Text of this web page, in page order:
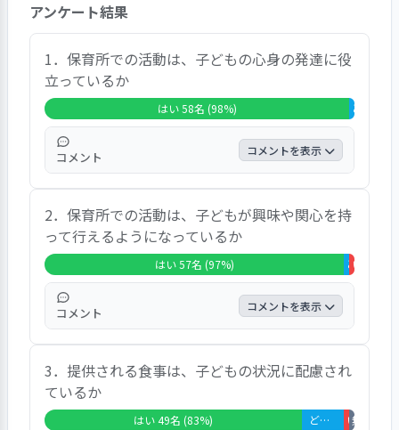
票の配布をお願いしました。回収につきまして
は、個人情報保護のため調査機関宛、無記名・郵
送で行いました。アンケート調査は、１７項目の
質問のうち１０項目への質問に対して７０％以上
方が、３項目について９０％以上の方が「はい」
と答えています。また、保護者からのご意見も多
く寄せられています。総合的な満足度という点に
ついては、８４．５％の保護者が満足と回答して
おります。開園して３年目を迎え、保護者との信
頼関係が構築しつつありますが、更なる継続した
対応も必要と思われます。
アンケート結果
1．保育所での活動は、子どもの心身の発達に役
立っているか
はい 58名 (98%) どちら
コメント コメントを表示
「家では出来ない、やらない事を保育園では
出来ているようで保育園のおかげで成長でき
ていると思います。子どもの発達に合わせて
遊びやルールを調整しながら日々の計画をし
てくれています。もう少しみんなで一つの事
をやれる時間を作って欲しいです。このまま
では小学校に入ったら困るのでは、と心配し
ています。」などのご意見があり、９８％の
保護者が「はい」、２％の保護者が「どちら
ともいえない」と回答しています。
2．保育所での活動は、子どもが興味や関心を持
って行えるようになっているか
はい 57名 (97%) どちらと
いいえ 1
コメント コメントを表示
「お迎えに行ってもその時にやっている事を
やめない状態の事がよくあるので、楽しめる
事をたくさんさせて貰っていると思います。
季節の行事等も取り入れた活動を行って下さ
3．提供される食事は、子どもの状況に配慮され
ているか
はい 49名 (83%) どちらともいえない 8名 (14%) いいえ 1
無回答・